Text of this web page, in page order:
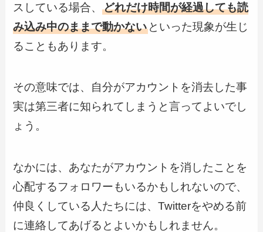
スしている場合、どれだけ時間が経過しても読
み込み中のままで動かない といった現象が生じ
ることもあります。
その意味では、自分がアカウントを消去した事
実は第三者に知られてしまうと言ってよいでし
ょう。
なかには、あなたがアカウントを消したことを
心配するフォロワーもいるかもしれないので、
仲良くしている人たちには、Twitterをやめる前
に連絡してあげるとよいかもしれません。